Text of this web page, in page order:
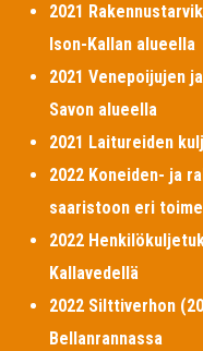
2021
Ison-Kallan alueella
2021 Venepoijujen
Savon alueella
2021 Laitureiden
2022 Koneiden- ja
saaristoon eri
2022
Kallavedellä
2022 Silttiverhon
Bellanrannassa